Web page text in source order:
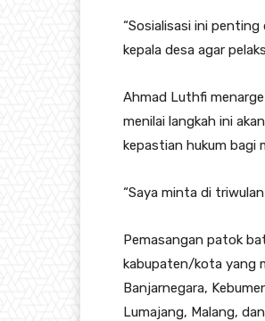
“Sosialisasi ini
kepala desa agar
Ahmad Luthfi
menilai langkah ini
kepastian hukum bagi
“Saya minta di
Pemasangan patok
kabupaten/kota yang
Banjarnegara,
Lumajang, Malang,